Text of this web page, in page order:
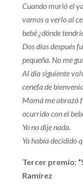
Cuando murió el
vamos a verlo al
bebé ¿dónde
Dos días después
pequeña. No me
Al día siguiente
cenefa de
Mamá me abrazó
ocurrido con el
Yo no dije nada.
Ya había decidido
Tercer premio:
Ramírez